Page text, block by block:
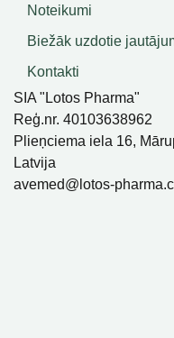
Noteikumi
Biežāk uzdotie
Kontakti
SIA "Lotos Pharma"
Reģ.nr. 40103638962
Plieņciema iela 16,
Latvija
avemed@lotos-